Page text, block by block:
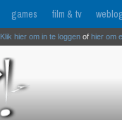
games film & tv
Klik hier om in te loggen of hier om